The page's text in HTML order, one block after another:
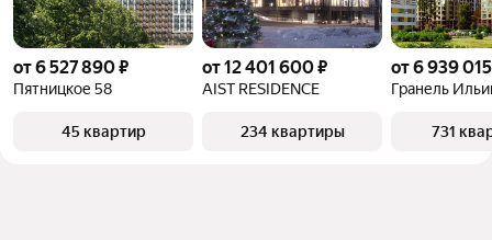
от 6 527 890 ₽
Пятницкое 58
45 квартир
от 12 401 600 ₽
AIST RESIDENCE
234 квартиры
от 6 939
Гранель
731